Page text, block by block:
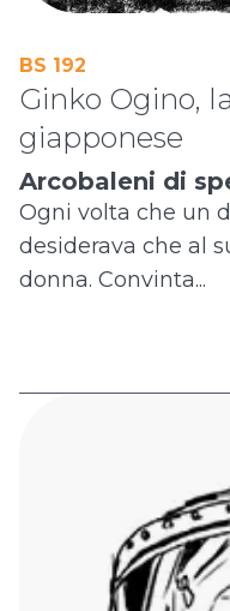
BS 192
Ginko Ogino,
giapponese
Arcobaleni di
Ogni volta che un
desiderava che al
donna. Convinta...